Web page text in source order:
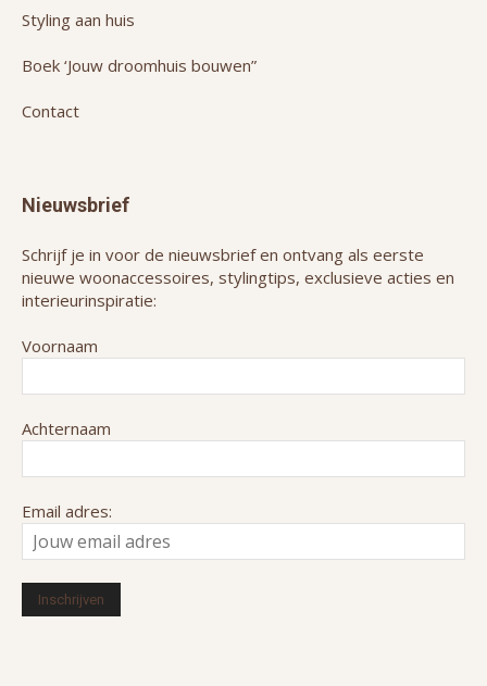
Styling aan huis
Boek ‘Jouw droomhuis bouwen”
Contact
Nieuwsbrief
Schrijf je in voor de nieuwsbrief en ontvang als eerste
nieuwe woonaccessoires, stylingtips, exclusieve acties en
interieurinspiratie:
Voornaam
Achternaam
Email adres: